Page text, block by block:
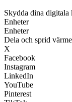
Skydda dina digitala
Enheter
Enheter
Dela och sprid värme
X
Facebook
Instagram
LinkedIn
YouTube
Pinterest